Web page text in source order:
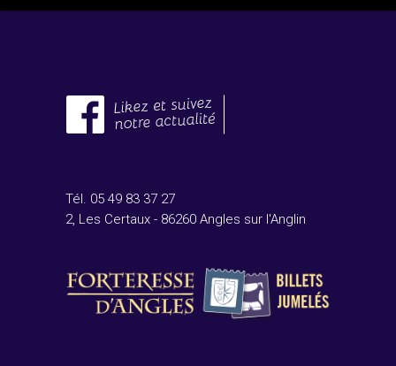
Tél. 05 49 83 37 27
2, Les Certaux - 86260 Angles sur l'Anglin